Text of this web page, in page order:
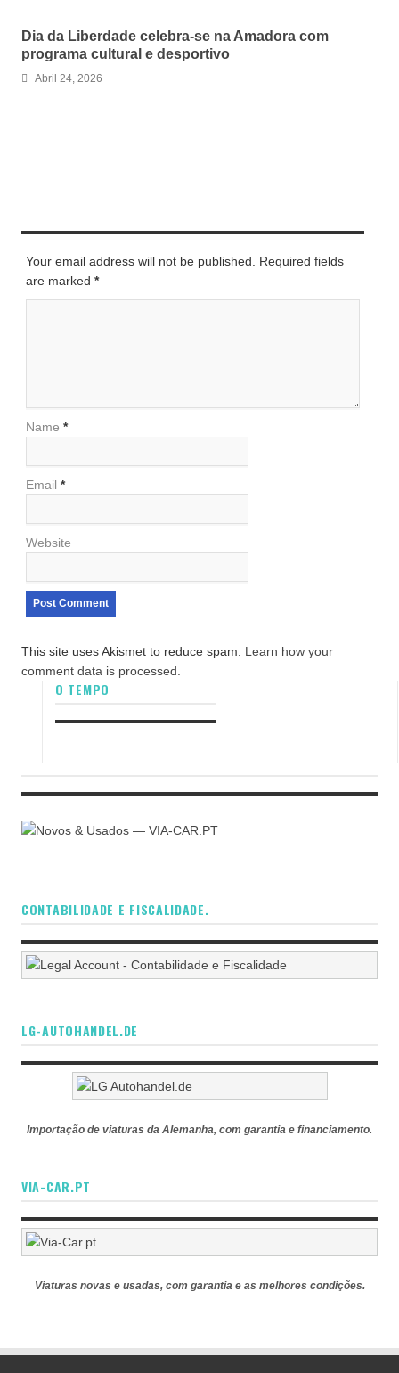
Dia da Liberdade celebra-se na Amadora com
programa cultural e desportivo
Abril 24, 2026
Your email address will not be published. Required fields
are marked *
Name *
Email *
Website
This site uses Akismet to reduce spam. Learn how your
comment data is processed.
O TEMPO
CONTABILIDADE E FISCALIDADE.
LG-AUTOHANDEL.DE
Importação de viaturas da Alemanha, com garantia e financiamento.
VIA-CAR.PT
Viaturas novas e usadas, com garantia e as melhores condições.